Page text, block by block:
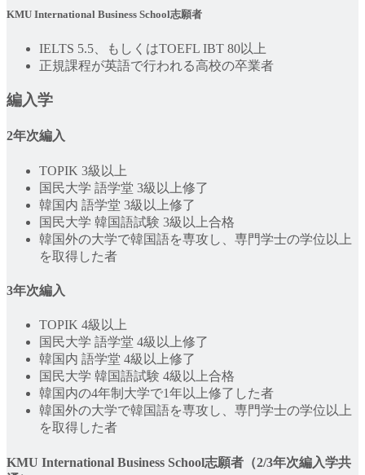
KMU International Business School志願者
IELTS 5.5、もしくはTOEFL IBT 80以上
正規課程が英語で行われる高校の卒業者
編入学
2年次編入
TOPIK 3級以上
国民大学 語学堂 3級以上修了
韓国内 語学堂 3級以上修了
国民大学 韓国語試験 3級以上合格
韓国外の大学で韓国語を専攻し、専門学士の学位以上
を取得した者
3年次編入
TOPIK 4級以上
国民大学 語学堂 4級以上修了
韓国内 語学堂 4級以上修了
国民大学 韓国語試験 4級以上合格
韓国内の4年制大学で1年以上修了した者
韓国外の大学で韓国語を専攻し、専門学士の学位以上
を取得した者
KMU International Business School志願者（2/3年次編入学共